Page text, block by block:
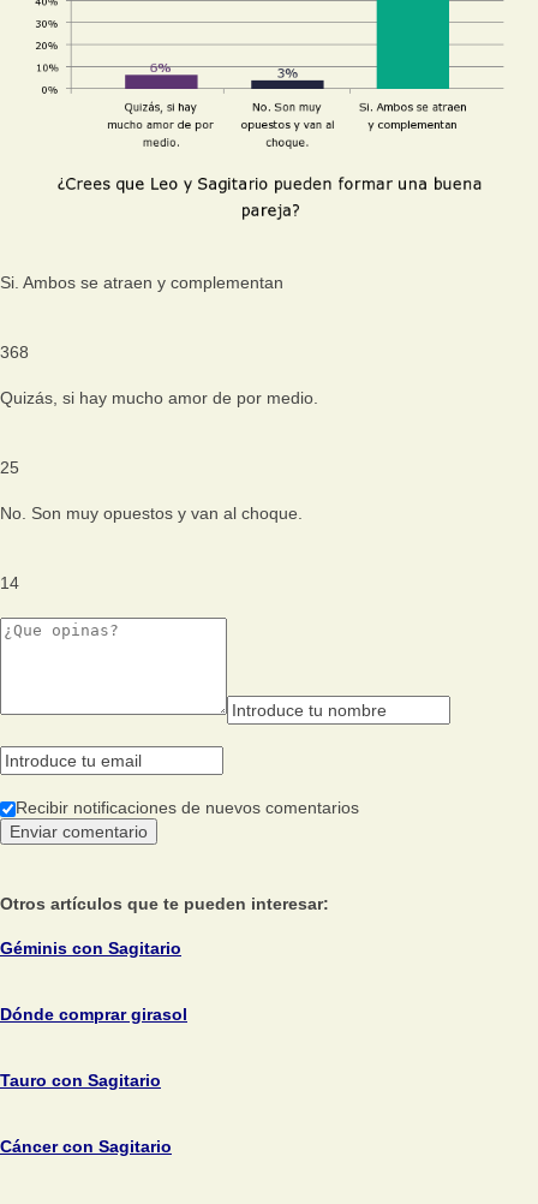
Si. Ambos se atraen y complementan
368
Quizás, si hay mucho amor de por medio.
25
No. Son muy opuestos y van al choque.
14
Recibir notificaciones de nuevos comentarios
Otros artículos que te pueden interesar:
Géminis con Sagitario
Dónde comprar girasol
Tauro con Sagitario
Cáncer con Sagitario